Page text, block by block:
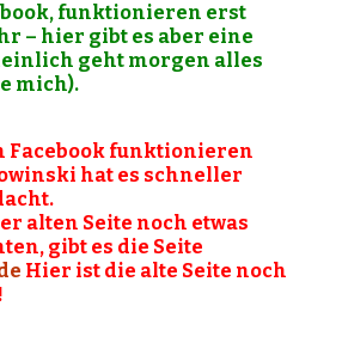
funktionieren erst
– hier gibt es aber eine
geht morgen alles
mich).
Facebook funktionieren
hat es schneller
alten Seite noch etwas
gibt es die Seite
Hier ist die alte Seite noch